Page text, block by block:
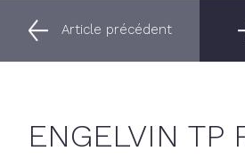
Article précédent
ENGELVIN TP